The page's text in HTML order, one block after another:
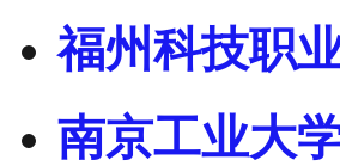
福州科技职
南京工业大